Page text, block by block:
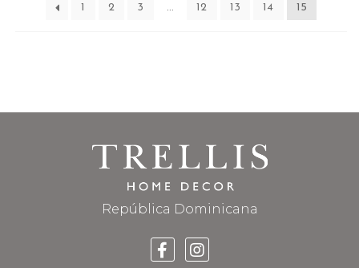
1 2 3 … 12 13 14 15
República Dominicana